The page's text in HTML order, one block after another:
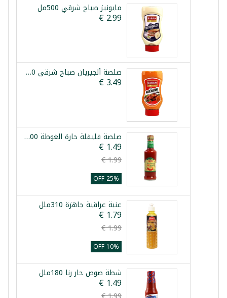
مايونيز صباح شرقي 500مل
صلصة ألجيريان صباح شرقي 500مل
صلصة فليفلة حارة الغوطة 200مل
25% OFF
عنبة عراقية جاهزة 310ملل
10% OFF
شطة صوص حار رنا 180ملل